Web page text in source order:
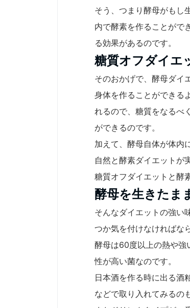
そう、つまり酵母がもし
内で酵素を作ることがで
る効果があるのです。
糖質オフダイエ
そのおかげで、酵母ダイ
身体を作ることができる
れるので、糖質をなるべ
ができるのです。
加えて、酵母自体が体内
自然と酵素ダイエットが
糖質オフダイエットと酵
酵母を生きたま
そんなダイエットの強い
つか気を付けなければな
酵母は60度以上の熱や強
性が高い菌なのです。
日本酒を作る時に出る酒
などで取り入れてみるの